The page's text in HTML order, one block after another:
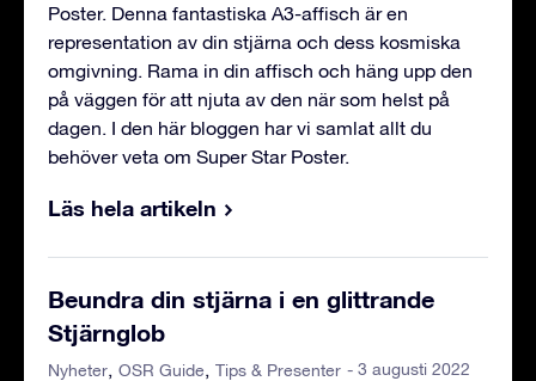
Poster. Denna fantastiska A3-affisch är en
representation av din stjärna och dess kosmiska
omgivning. Rama in din affisch och häng upp den
på väggen för att njuta av den när som helst på
dagen. I den här bloggen har vi samlat allt du
behöver veta om Super Star Poster.
Läs hela artikeln
Beundra din stjärna i en glittrande
Stjärnglob
Nyheter OSR Guide Tips & Presenter - 3 augusti 2022